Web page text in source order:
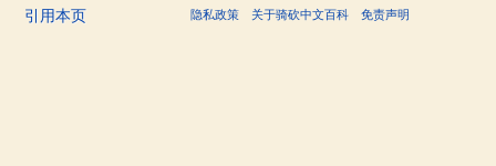
引用本页
隐私政策 关于骑砍中文百科 免责声明